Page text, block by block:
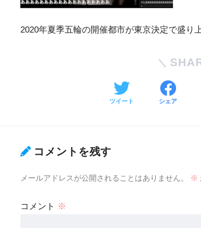
2020年夏季五輪の開催都市が東京決定で盛り
ツイート シェア
コメントを残す
メールアドレスが公開されることはありません。 ※
コメント ※